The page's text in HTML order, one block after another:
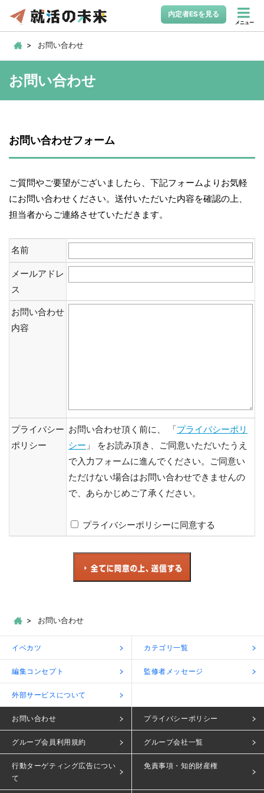
内定者ESを見る
メニュー
お問い合わせ
お問い合わせ
お問い合わせフォーム
ご質問やご要望がございましたら、下記フォームよりお気軽
にお問い合わせください。送付いただいた内容を確認の上、
担当者からご連絡させていただきます。
名前
メールアドレ
ス
お問い合わせ
内容
プライバシー
ポリシー
お問い合わせ頂く前に、 「プライバシーポリ
シー 」 をお読み頂き、ご同意いただいたうえ
で入力フォームに進んでください。ご同意い
ただけない場合はお問い合わせできませんの
で、あらかじめご了承ください。
プライバシーポリシーに同意する
お問い合わせ
イベカツ カテゴリ一覧
編集コンセプト 監修者メッセージ
外部サービスについて
お問い合わせ プライバシーポリシー
グループ会員利用規約 グループ会社一覧
行動ターゲティング広告につい
て
免責事項・知的財産権